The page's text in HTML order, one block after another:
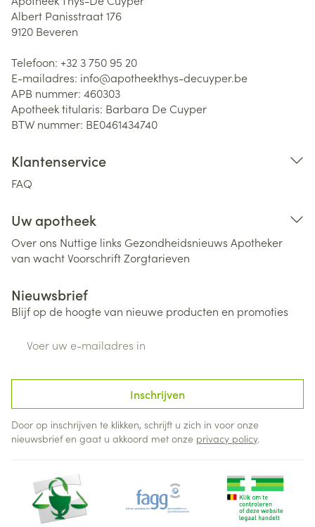
Albert Panisstraat 176
9120 Beveren
Telefoon: +32 3 750 95 20
E-mailadres: info@apotheekthys-decuyper.be
APB nummer: 460303
Apotheek titularis: Barbara De Cuyper
BTW nummer: BE0461434740
Klantenservice
FAQ
Uw apotheek
Over ons Nuttige links Gezondheidsnieuws Apotheker
van wachtVoorschriftZorgtarieven
Nieuwsbrief
Blijf op de hoogte van nieuwe producten en promoties
Inschrijven
Door op inschrijven te klikken, schrijft u zich in voor onze
nieuwsbrief en gaat u akkoord met onze privacy policy.